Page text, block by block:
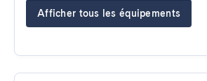
Afficher tous les équipements